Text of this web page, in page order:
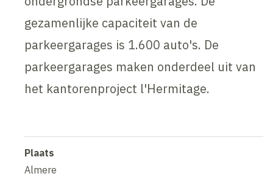
gezamenlijke capaciteit van de
parkeergarages is 1.600 auto's. De
parkeergarages maken onderdeel uit van
het kantorenproject l'Hermitage.
Plaats
Almere